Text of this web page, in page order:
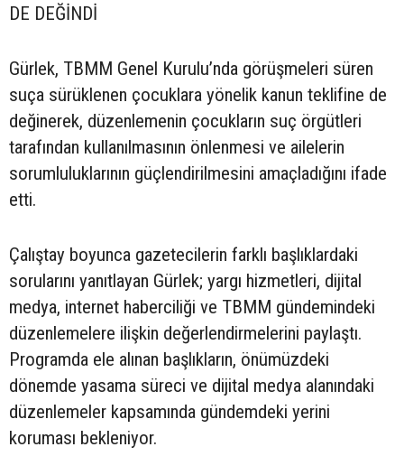
DE DEĞİNDİ
Gürlek, TBMM Genel Kurulu’nda görüşmeleri süren
suça sürüklenen çocuklara yönelik kanun teklifine de
değinerek, düzenlemenin çocukların suç örgütleri
tarafından kullanılmasının önlenmesi ve ailelerin
sorumluluklarının güçlendirilmesini amaçladığını ifade
etti.
Çalıştay boyunca gazetecilerin farklı başlıklardaki
sorularını yanıtlayan Gürlek; yargı hizmetleri, dijital
medya, internet haberciliği ve TBMM gündemindeki
düzenlemelere ilişkin değerlendirmelerini paylaştı.
Programda ele alınan başlıkların, önümüzdeki
dönemde yasama süreci ve dijital medya alanındaki
düzenlemeler kapsamında gündemdeki yerini
koruması bekleniyor.